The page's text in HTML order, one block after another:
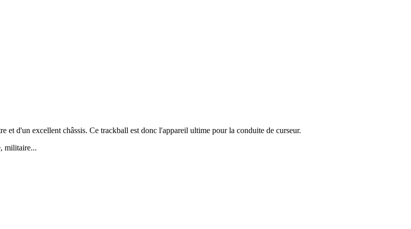
d'un excellent châssis. Ce trackball est donc l'appareil ultime pour la conduite de curseur.
militaire...